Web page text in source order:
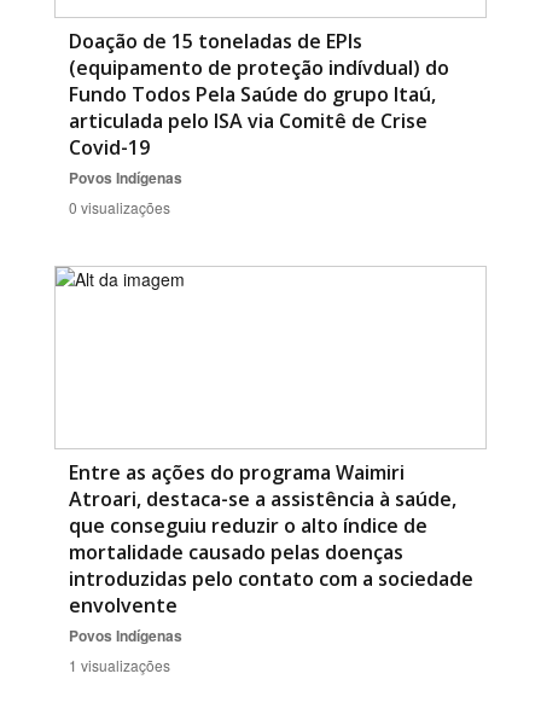
Doação de 15 toneladas de EPIs
(equipamento de proteção indívdual) do
Fundo Todos Pela Saúde do grupo Itaú,
articulada pelo ISA via Comitê de Crise
Covid-19
Povos Indígenas
0 visualizações
Entre as ações do programa Waimiri
Atroari, destaca-se a assistência à saúde,
que conseguiu reduzir o alto índice de
mortalidade causado pelas doenças
introduzidas pelo contato com a sociedade
envolvente
Povos Indígenas
1 visualizações